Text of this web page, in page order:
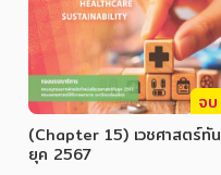
จบ
(Chapter 15) เวชศาสตร์ทัน
ยุค 2567